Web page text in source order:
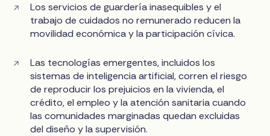
Los servicios de guardería inasequibles y el
trabajo de cuidados no remunerado reducen la
movilidad económica y la participación cívica.
Las tecnologías emergentes, incluidos los
sistemas de inteligencia artificial, corren el riesgo
de reproducir los prejuicios en la vivienda, el
crédito, el empleo y la atención sanitaria cuando
las comunidades marginadas quedan excluidas
del diseño y la supervisión.